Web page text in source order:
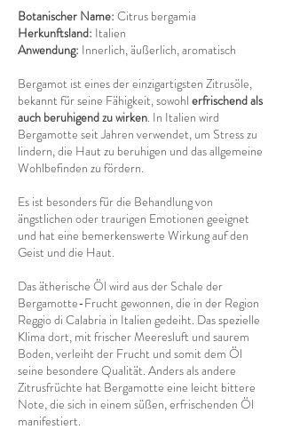
Botanischer Name: Citrus bergamia
Herkunftsland: Italien
Anwendung: Innerlich, äußerlich, aromatisch
Bergamot ist eines der einzigartigsten Zitrusöle,
bekannt für seine Fähigkeit, sowohl erfrischend als
auch beruhigend zu wirken. In Italien wird
Bergamotte seit Jahren verwendet, um Stress zu
lindern, die Haut zu beruhigen und das allgemeine
Wohlbefinden zu fördern.
Es ist besonders für die Behandlung von
ängstlichen oder traurigen Emotionen geeignet
und hat eine bemerkenswerte Wirkung auf den
Geist und die Haut.
Das ätherische Öl wird aus der Schale der
Bergamotte-Frucht gewonnen, die in der Region
Reggio di Calabria in Italien gedeiht. Das spezielle
Klima dort, mit frischer Meeresluft und saurem
Boden, verleiht der Frucht und somit dem Öl
seine besondere Qualität. Anders als andere
Zitrusfrüchte hat Bergamotte eine leicht bittere
Note, die sich in einem süßen, erfrischenden Öl
manifestiert.